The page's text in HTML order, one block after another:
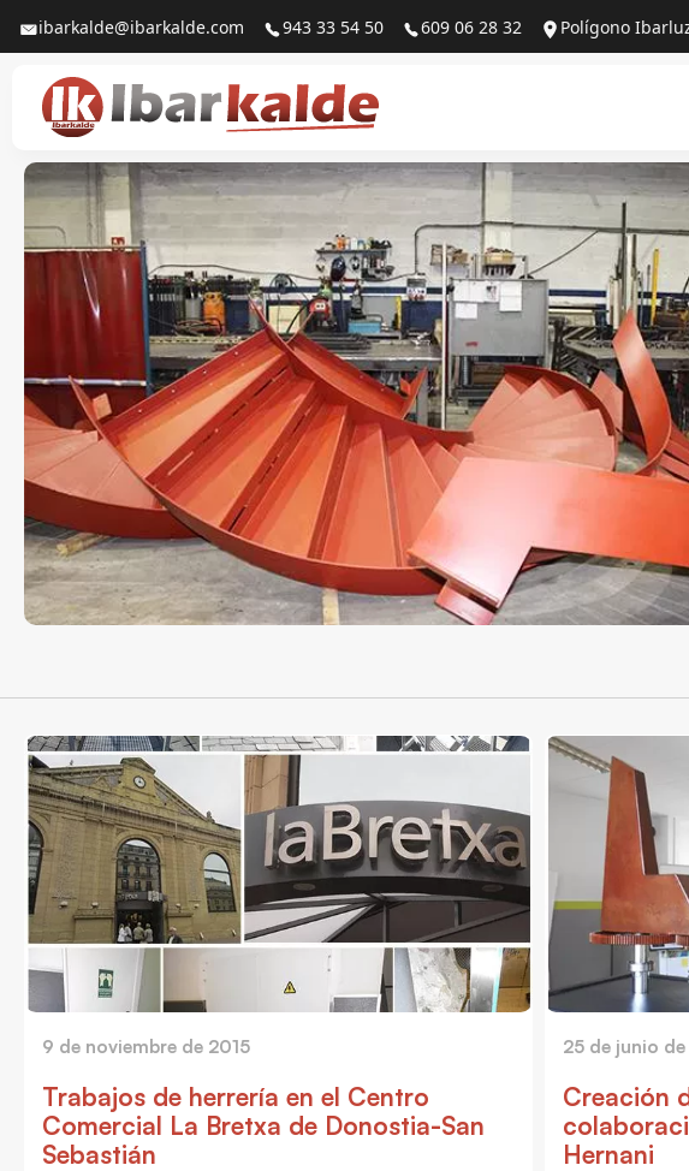
ibarkalde@ibarkalde.com 943 33 54 50 609 06 28 32 Polígono
9 de noviembre de 2015
Trabajos de herrería en el Centro
Comercial La Bretxa de Donostia-San
Sebastián
25 de junio de
Creación
Hernani